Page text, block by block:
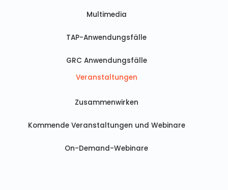
Multimedia
TAP-Anwendungsfälle
GRC Anwendungsfälle
Veranstaltungen
Zusammenwirken
Kommende Veranstaltungen und Webinare
On-Demand-Webinare